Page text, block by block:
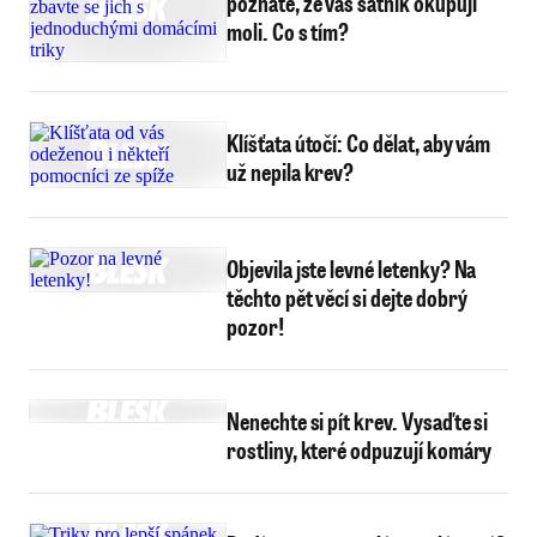
moli. Co s tím?
Klíšťata útočí: Co dělat, aby vám
už nepila krev?
Objevila jste levné letenky? Na
těchto pět věcí si dejte dobrý
pozor!
Nenechte si pít krev. Vysaďte si
rostliny, které odpuzují komáry